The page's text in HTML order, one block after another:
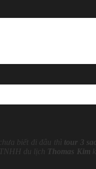
biết đi đâu thì tour 3
du lịch Thomas Kim